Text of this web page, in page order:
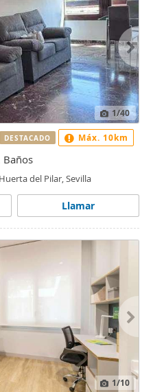
1/40
Baños
del Pilar, Sevilla
Llamar
DESTACADO Máx. 10km
1/10